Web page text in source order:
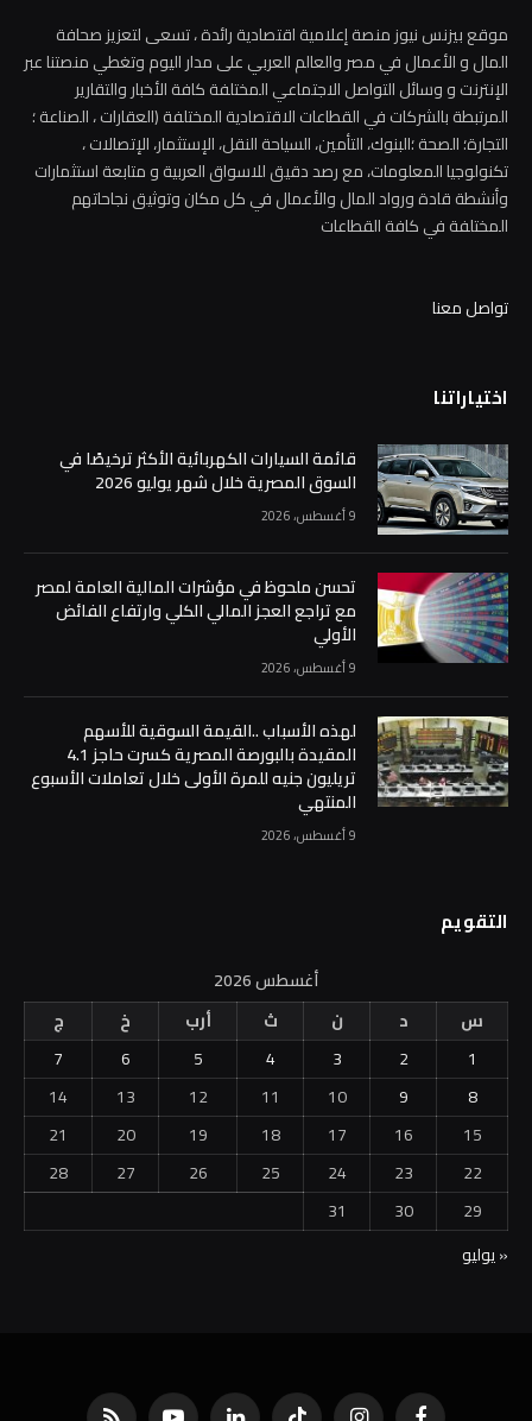
موقع بيزنس نيوز منصة إعلامية اقتصادية رائدة ، تسعى لتعزيز صحافة
المال و الأعمال في مصر والعالم العربي على مدار اليوم وتغطي منصتنا عبر
الإنترنت و وسائل التواصل الاجتماعي المختلفة كافة الأخبار والتقارير
المرتبطة بالشركات في القطاعات الاقتصادية المختلفة (العقارات ، الصناعة ؛
التجارة؛ الصحة ؛البنوك، التأمين، السياحة النقل، الإستثمار، الإتصالات ،
تكنولوجيا المعلومات، مع رصد دقيق للاسواق العربية و متابعة استثمارات
وأنشطة قادة ورواد المال والأعمال في كل مكان وتوثيق نجاحاتهم
المختلفة في كافة القطاعات
تواصل معنا
اختياراتنا
قائمة السيارات الكهربائية الأكثر ترخيصًا في
السوق المصرية خلال شهر يوليو 2026
9 أغسطس، 2026
تحسن ملحوظ في مؤشرات المالية العامة لمصر
مع تراجع العجز المالي الكلي وارتفاع الفائض
الأولي
9 أغسطس، 2026
لهذه الأسباب ..القيمة السوقية للأسهم
المقيدة بالبورصة المصرية كسرت حاجز 4.1
تريليون جنيه للمرة الأولى خلال تعاملات الأسبوع
المنتهي
9 أغسطس، 2026
التقويم
أغسطس 2026
س
د ن ث أرب خ
ج
1
2
3
4
5
6
7
8
9
10
11
12
13
14
15
16
17
18
19
20
21
22
23
24
25
26
27
28
29
30
31
« يوليو